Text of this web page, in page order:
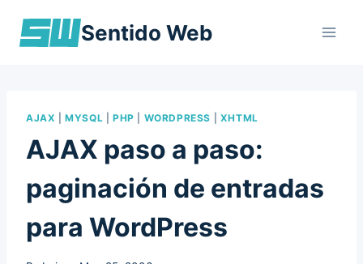
Sentido Web
AJAX |MYSQL PHP WORDPRESS XHTML
AJAX paso a paso:
paginación de entradas
para WordPress